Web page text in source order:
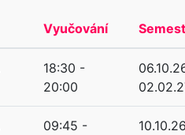
Vyučování
18:30 -
20:00
09:45 -